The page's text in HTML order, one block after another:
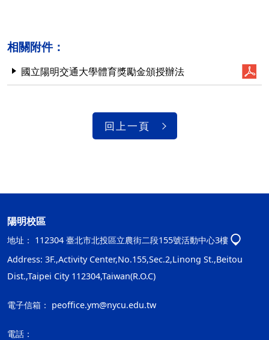
相關附件：
國立陽明交通大學體育獎勵金頒授辦法
回上一頁
陽明校區
地址： 112304 臺北市北投區立農街二段155號活動中心3樓
Address: 3F.,Activity Center,No.155,Sec.2,Linong St.,Beitou
Dist.,Taipei City 112304,Taiwan(R.O.C)
電子信箱： peoffice.ym@nycu.edu.tw
電話：